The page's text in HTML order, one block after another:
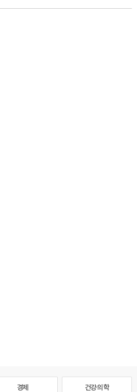
경제 건강·의학